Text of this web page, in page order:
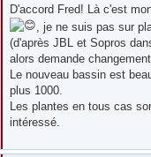
s
s
a
g
e
D'accord Fred! Là c'est
, je ne suis pas sur
(d'après JBL et Sopros
alors demande
Le nouveau bassin est
plus 1000.
Les plantes en tous cas
intéressé.